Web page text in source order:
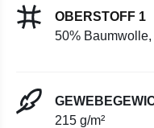
OBERSTOFF 1
50%
215 g/m²